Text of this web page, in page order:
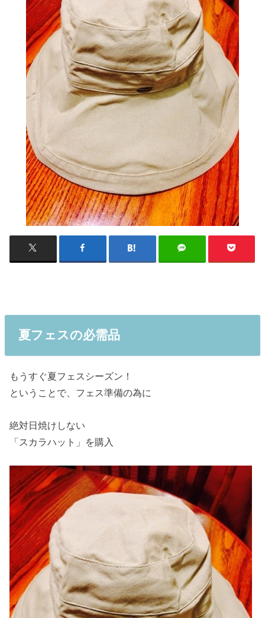
夏フェスの必需品
もうすぐ夏フェスシーズン！
ということで、フェス準備の為に
絶対日焼けしない
「スカラハット」を購入